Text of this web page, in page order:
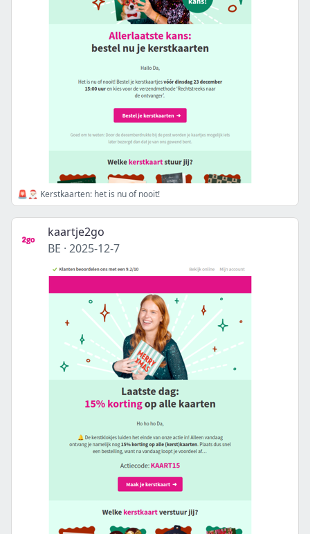
🚨🎅🏻 Kerstkaarten: het is nu of nooit!
kaartje2go
BE · 2025-12-7